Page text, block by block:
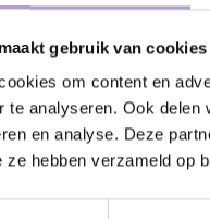
gebruik van cookies
om content en
te analyseren. Ook
en analyse. Deze
ze hebben verzameld op
Gratis geleverd